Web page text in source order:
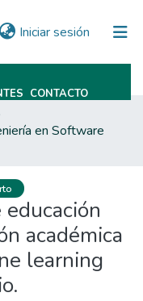
Iniciar sesión (current)
CONTACTO
en Software
académica
learning